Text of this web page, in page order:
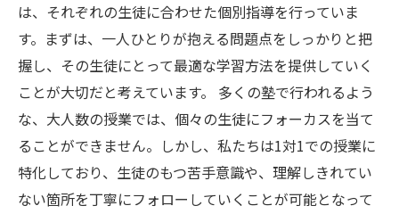
は、それぞれの生徒に合わせた個別指導を行っていま
す。まずは、一人ひとりが抱える問題点をしっかりと把
握し、その生徒にとって最適な学習方法を提供していく
ことが大切だと考えています。 多くの塾で行われるよう
な、大人数の授業では、個々の生徒にフォーカスを当て
ることができません。しかし、私たちは1対1での授業に
特化しており、生徒のもつ苦手意識や、理解しきれてい
ない箇所を丁寧にフォローしていくことが可能となって